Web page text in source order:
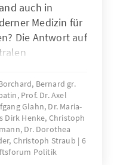
auch in
Medizin für
Die Antwort auf
Angesichts
steigender
Bernard gr.
Prof. Dr. Axel
Glahn, Dr. Maria-
Dirk Henke, Christoph
Dr. Dorothea
Christoph Straub
6
Politik